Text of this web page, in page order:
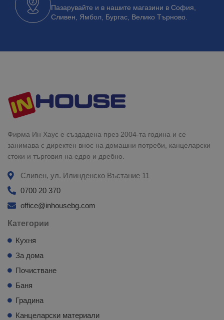
Пазарувайте и в нашите магазини в София,
Сливен, Ямбол, Бургас, Велико Търново.
Фирма Ин Хаус е създадена през 2004-та година и се
занимава с директен внос на домашни потреби, канцеларски
стоки и търговия на едро и дребно.
Сливен, ул. Илинденско Въстание 11
0700 20 370
office@inhousebg.com
Категории
Кухня
За дома
Почистване
Баня
Градина
Канцеларски материали